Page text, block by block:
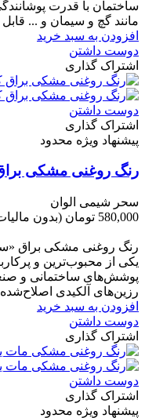
ساختمان با قدرت
مانند گچ و سیمان و ...
افزودن به سبد خرید
دوست داشتن
اشتراک گذاری
دوست داشتن
اشتراک گذاری
پیشنهاد ویژه محدود
رنگ روغنی مشکی
سحر شیمی الوان
580,000 تومان
(بدون
رنگ روغنی مشکی براق
یکی از محبوب‌ترین و
پوشش‌های ساختمانی و
رزین‌های آلکیدی
افزودن به سبد خرید
دوست داشتن
اشتراک گذاری
دوست داشتن
اشتراک گذاری
پیشنهاد ویژه محدود